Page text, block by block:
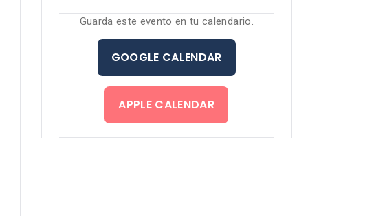
Guarda este evento en tu calendario.
GOOGLE CALENDAR
APPLE CALENDAR